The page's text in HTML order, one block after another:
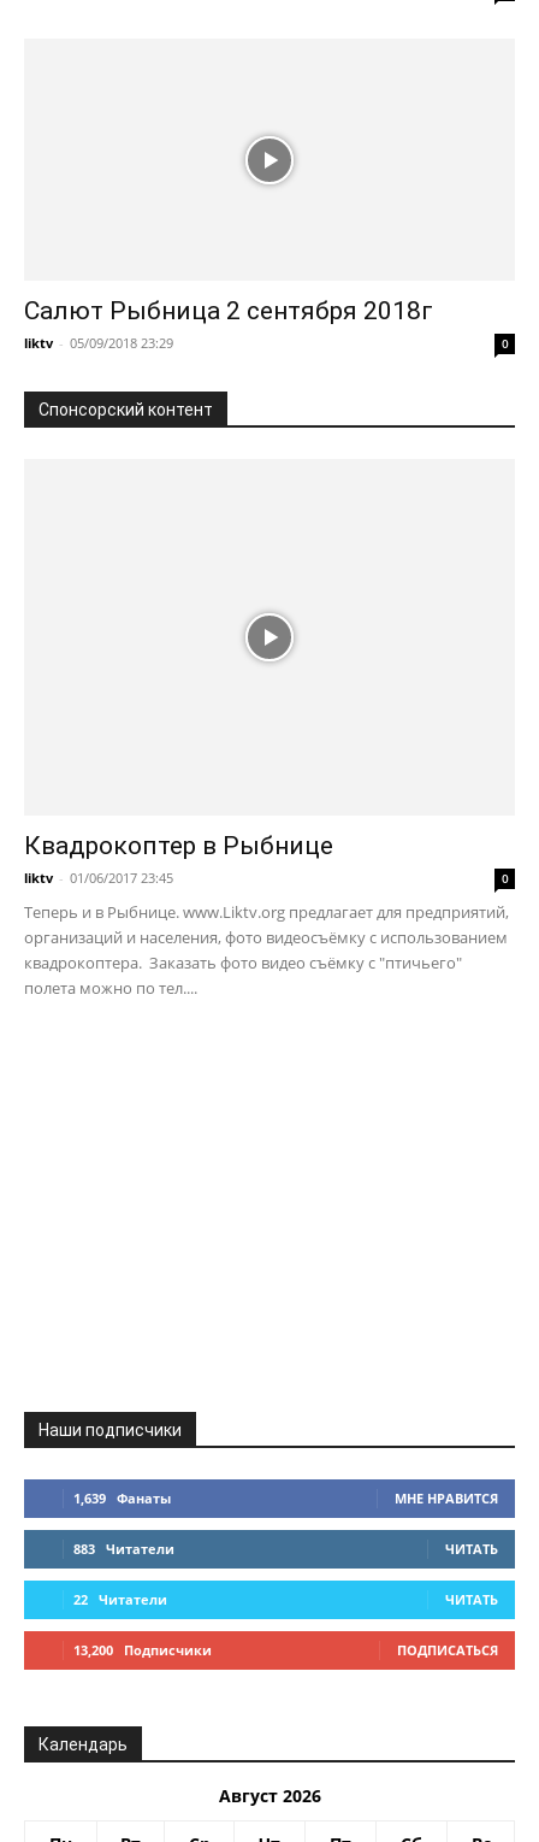
Салют Рыбница 2 сентября 2018г
liktv - 05/09/2018 23:29 0
Спонсорский контент
Квадрокоптер в Рыбнице
liktv - 01/06/2017 23:45 0
Теперь и в Рыбнице. www.Liktv.org предлагает для предприятий,
организаций и населения, фото видеосъёмку с использованием
квадрокоптера. Заказать фото видео съёмку с "птичьего"
полета можно по тел....
Наши подписчики
1,639 Фанаты МНЕ НРАВИТСЯ
883 Читатели ЧИТАТЬ
22 Читатели ЧИТАТЬ
13,200 Подписчики ПОДПИСАТЬСЯ
Календарь
Август 2026